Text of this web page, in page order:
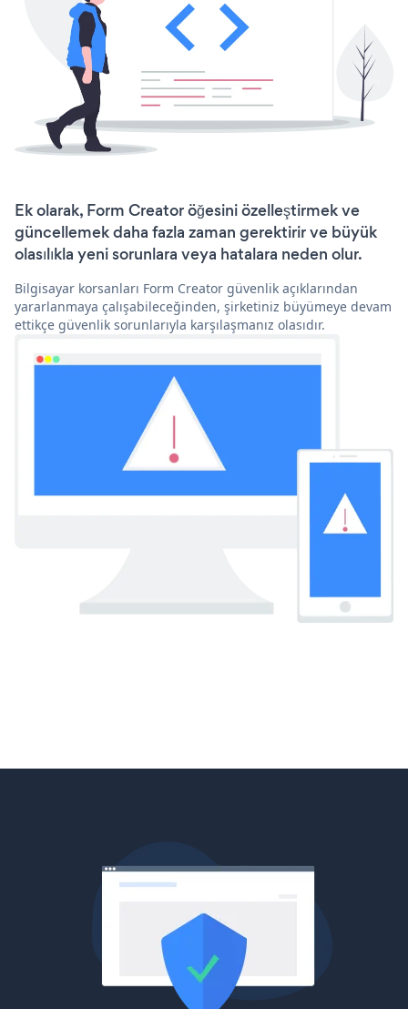
Ek olarak, Form Creator öğesini özelleştirmek ve
güncellemek daha fazla zaman gerektirir ve büyük
olasılıkla yeni sorunlara veya hatalara neden olur.
Bilgisayar korsanları Form Creator güvenlik açıklarından
yararlanmaya çalışabileceğinden, şirketiniz büyümeye devam
ettikçe güvenlik sorunlarıyla karşılaşmanız olasıdır.